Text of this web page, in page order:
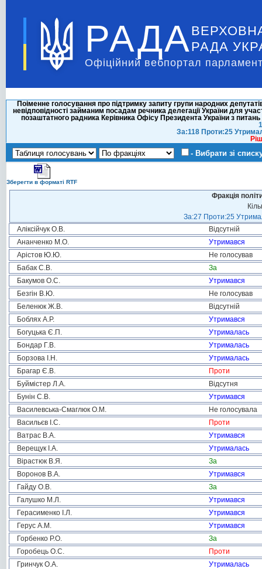
РАДА РАДА
Офіційний вебпортал
Поіменне голосування про підтримку запиту групи народних
невідповідності займаним посадам речника делегації України для
позаштатного радника Керівника Офісу Президента України з
За:118 Проти:25
- Вибрати зі
Зберегти в форматі RTF
Фракція
За:27 Проти:25
Аліксійчук О.В.
Відсутній
Ананченко М.О.
Утримався
Арістов Ю.Ю.
Не голосував
Бабак С.В.
За
Бакумов О.С.
Утримався
Безгін В.Ю.
Не голосував
Беленюк Ж.В.
Відсутній
Боблях А.Р.
Утримався
Богуцька Є.П.
Утрималась
Бондар Г.В.
Утрималась
Борзова І.Н.
Утрималась
Брагар Є.В.
Проти
Буймістер Л.А.
Відсутня
Бунін С.В.
Утримався
Василевська-Смаглюк О.М.
Не голосувала
Васильєв І.С.
Проти
Ватрас В.А.
Утримався
Верещук І.А.
Утрималась
Вірастюк В.Я.
За
Воронов В.А.
Утримався
Гайду О.В.
За
Галушко М.Л.
Утримався
Герасименко І.Л.
Утримався
Герус А.М.
Утримався
Горбенко Р.О.
За
Горобець О.С.
Проти
Гринчук О.А.
Утрималась